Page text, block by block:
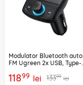
Modulator Bluetooth auto
FM Ugreen 2x USB, Type-
11899 lei 13399 lei